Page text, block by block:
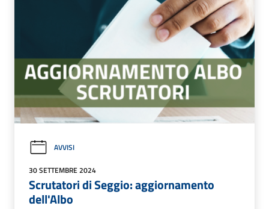
AVVISI
30 SETTEMBRE 2024
Scrutatori di Seggio: aggiornamento
dell'Albo